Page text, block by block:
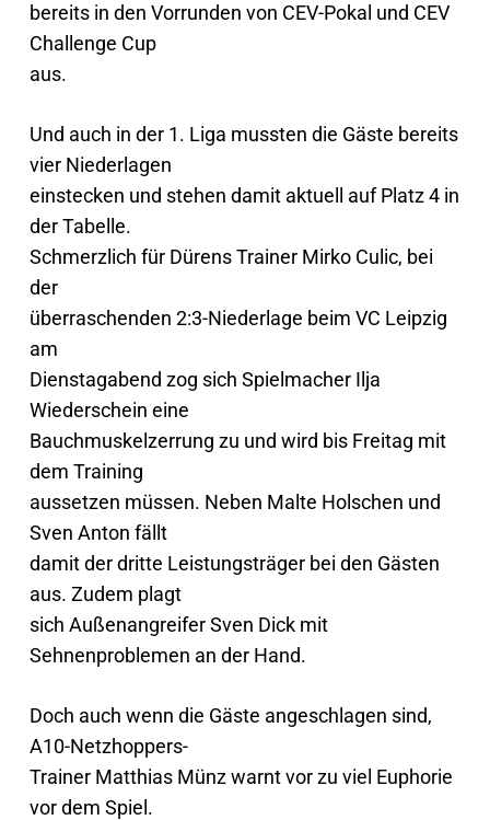
bereits in den Vorrunden von CEV-Pokal und CEV
Challenge Cup
aus.
Und auch in der 1. Liga mussten die Gäste bereits
vier Niederlagen
einstecken und stehen damit aktuell auf Platz 4 in
der Tabelle.
Schmerzlich für Dürens Trainer Mirko Culic, bei
der
überraschenden 2:3-Niederlage beim VC Leipzig
am
Dienstagabend zog sich Spielmacher Ilja
Wiederschein eine
Bauchmuskelzerrung zu und wird bis Freitag mit
dem Training
aussetzen müssen. Neben Malte Holschen und
Sven Anton fällt
damit der dritte Leistungsträger bei den Gästen
aus. Zudem plagt
sich Außenangreifer Sven Dick mit
Sehnenproblemen an der Hand.
Doch auch wenn die Gäste angeschlagen sind,
A10-Netzhoppers-
Trainer Matthias Münz warnt vor zu viel Euphorie
vor dem Spiel.